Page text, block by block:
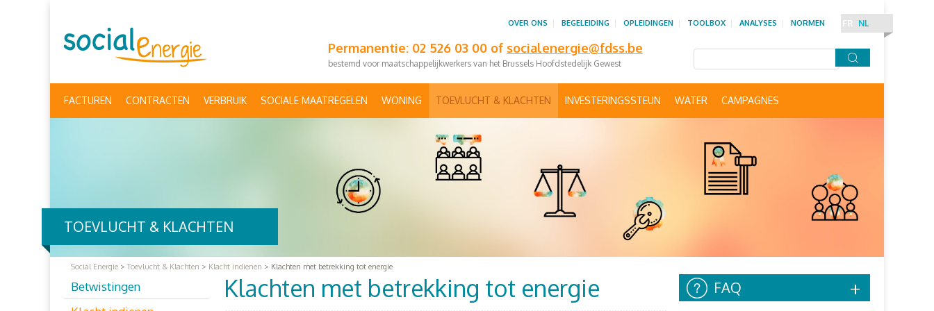
Permanentie: 02 526 03 00 of socialenergie@fdss.be
bestemd voor maatschappelijkwerkers van het Brussels Hoofdstedelijk Gewest
OVER ONS BEGELEIDING OPLEIDINGEN TOOLBOX ANALYSES NORMEN FR NL
FACTUREN CONTRACTEN VERBRUIK SOCIALE MAATREGELEN WONING TOEVLUCHT & KLACHTEN INVESTERINGSSTEUN WATER CAMPAGNES
Social Energie >Toevlucht & Klachten > Klacht indienen > Klachten met betrekking tot energie
TOEVLUCHT & KLACHTEN
Betwistingen
Klachten met betrekking tot energie FAQ